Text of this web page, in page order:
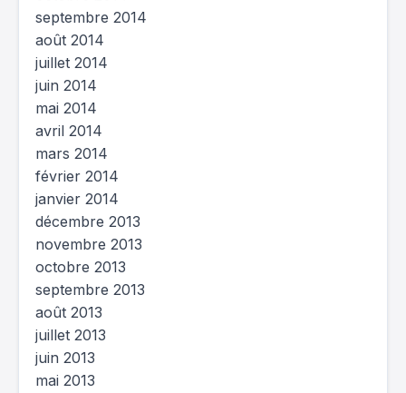
septembre 2014
août 2014
juillet 2014
juin 2014
mai 2014
avril 2014
mars 2014
février 2014
janvier 2014
décembre 2013
novembre 2013
octobre 2013
septembre 2013
août 2013
juillet 2013
juin 2013
mai 2013